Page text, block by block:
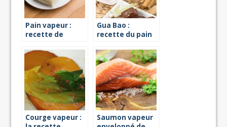
Pain vapeur :
recette de
Gua Bao :
recette du pain
vapeur
Courge vapeur :
Saumon vapeur